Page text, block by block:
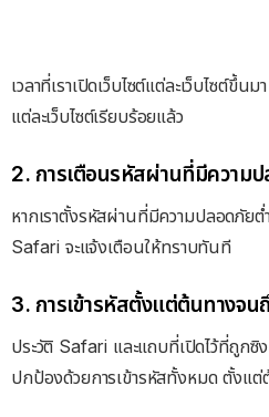
เวลาที่เราเปิดเว็บไซต์แต่ละเว็บไซต์ขึ้
แต่ละเว็บไซต์เรียบร้อยแล้ว
2. การเตือนรหัสผ่านที่มีความ
หากเราตั้งรหัสผ่านที่มีความปลอดภัยต่
Safari จะแจ้งเตือนให้ทราบทันที
3. การเข้ารหัสตั้งแต่ต้นทางจน
ประวัติ Safari และแถบที่เปิดไว้ที่ถูกซิ
ปกป้องด้วยการเข้ารหัสทั้งหมด ตั้งแ